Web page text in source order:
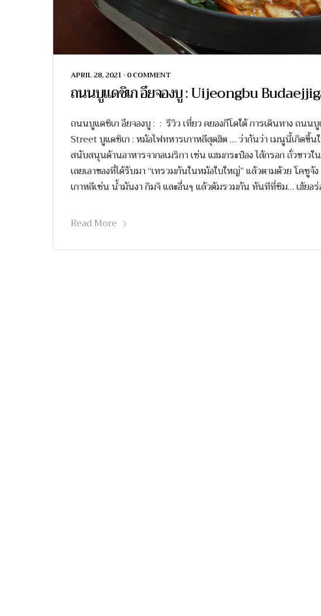
APRIL 28, 2021 • 0 COMMENT
ถนนบูแดชิเก อึยจองบู : Uijeongbu
ถนนบูแดชิเก อึยจองบู : : รีวิว เที่ยว คยองกีโดใต้ การเดินทาง ถน
Street บูแดชิเก : หม้อไฟทหารเกาหลีสุดฮิต … ว่ากันว่า เมนูนี้เกิดขึ้
สนับสนุนด้านอาหารจากอเมริกา เช่น แฮมกระป๋อง ไส้กรอก ถั่วขาว
เลยเอาของที่ได้รับมา “เทรวมกันในหม้อใบใหญ่” แล้วตามด้วย โคซู
เกาหลีเช่น น้ำมันงา กิมจิ และอื่นๆ แล้วต้มรวมกัน ทันทีที่ชิม… เฮ้ยอ
Read More